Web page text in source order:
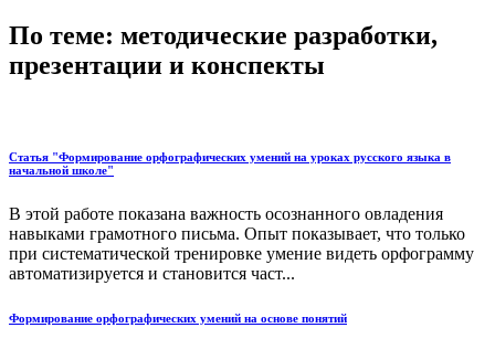
По теме: методические разработки,
презентации и конспекты
Статья "Формирование орфографических умений на уроках русского языка в
начальной школе"
В этой работе показана важность осознанного овладения
навыками грамотного письма. Опыт показывает, что только
при систематической тренировке умение видеть орфограмму
автоматизируется и становится част...
Формирование орфографических умений на основе понятий